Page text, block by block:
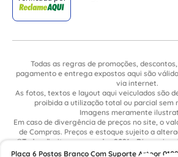
Placa 6 Postos Branco Com Suporte Arteor
Todas as regras de promoções,
pagamento e entrega expostos aqui são
via internet.
As fotos, textos e layout aqui veiculados são
proibida a utilização total ou parcial sem
Imagens meramente
Em caso de divergência de preços no site, o
de Compras. Preços e estoque sujeito a
©Todos direitos reservados 2021 -
CNPJ: 06.913.480/0015-63 - Avenida Armando